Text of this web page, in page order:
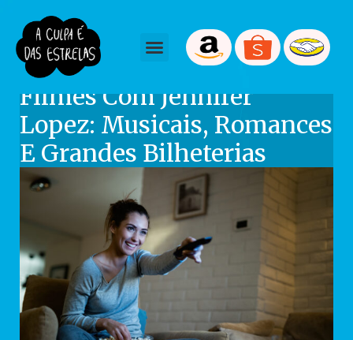
September 23, 2025
Filmes Com Jennifer
Lopez: Musicais, Romances
E Grandes Bilheterias